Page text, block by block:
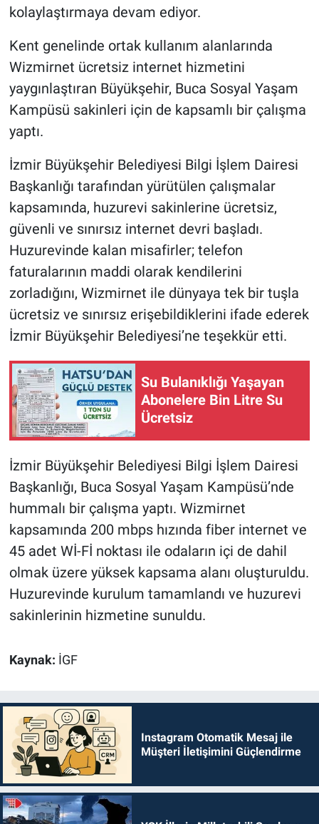
kolaylaştırmaya devam ediyor.
Kent genelinde ortak kullanım alanlarında
Wizmirnet ücretsiz internet hizmetini
yaygınlaştıran Büyükşehir, Buca Sosyal Yaşam
Kampüsü sakinleri için de kapsamlı bir çalışma
yaptı.
İzmir Büyükşehir Belediyesi Bilgi İşlem Dairesi
Başkanlığı tarafından yürütülen çalışmalar
kapsamında, huzurevi sakinlerine ücretsiz,
güvenli ve sınırsız internet devri başladı.
Huzurevinde kalan misafirler; telefon
faturalarının maddi olarak kendilerini
zorladığını, Wizmirnet ile dünyaya tek bir tuşla
ücretsiz ve sınırsız erişebildiklerini ifade ederek
İzmir Büyükşehir Belediyesi’ne teşekkür etti.
Su Bulanıklığı Yaşayan
Abonelere Bin Litre Su
Ücretsiz
İzmir Büyükşehir Belediyesi Bilgi İşlem Dairesi
Başkanlığı, Buca Sosyal Yaşam Kampüsü’nde
hummalı bir çalışma yaptı. Wizmirnet
kapsamında 200 mbps hızında fiber internet ve
45 adet Wİ-Fİ noktası ile odaların içi de dahil
olmak üzere yüksek kapsama alanı oluşturuldu.
Huzurevinde kurulum tamamlandı ve huzurevi
sakinlerinin hizmetine sunuldu.
Kaynak: İGF
Instagram Otomatik Mesaj ile
Müşteri İletişimini Güçlendirme